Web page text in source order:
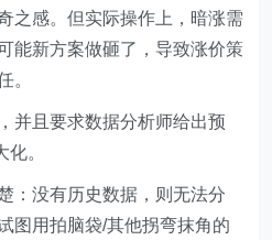
之感。但实际操作上，暗涨需
能新方案做砸了，导致涨价策
。
并且要求数据分析师给出预
。
：没有历史数据，则无法分
图用拍脑袋/其他拐弯抹角的